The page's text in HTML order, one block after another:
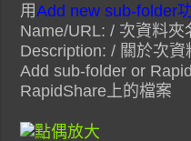
用Add new sub-folder
Name/URL: / 次資料夾
Description: / 關於次資
Add sub-folder or
RapidShare上的檔案